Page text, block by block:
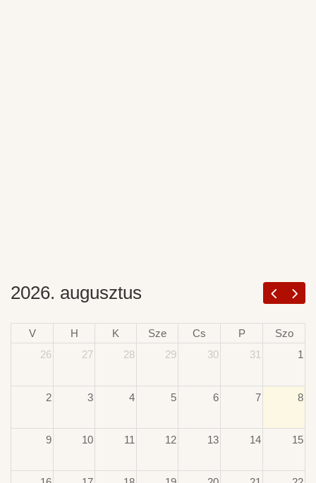
2026. augusztus
V H K Sze Cs P
Szo
26
27 28 29 30 31 1
2 3 4 5 6 7 8
9 10 11 12 13 14 15